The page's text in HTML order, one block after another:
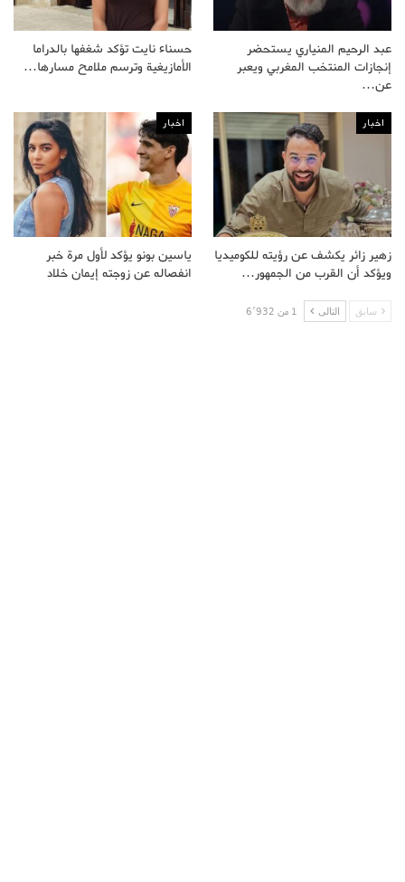
عبد الرحيم المنياري يستحضر
إنجازات المنتخب المغربي ويعبر
عن…
حسناء نايت تؤكد شغفها بالدراما
الأمازيغية وترسم ملامح مسارها…
اخبار
زهير زائر يكشف عن رؤيته للكوميديا
ويؤكد أن القرب من الجمهور…
اخبار
ياسين بونو يؤكد لأول مرة خبر
انفصاله عن زوجته إيمان خلاد
سابق التالى 1 من 6٬932